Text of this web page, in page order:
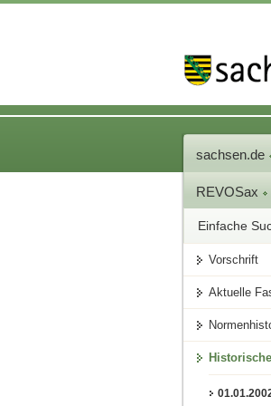
sachsen.de
REVOSax
Einfache
Vorschrift
Aktuelle